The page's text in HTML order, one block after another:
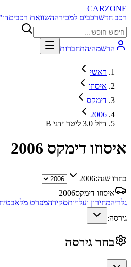
CARZONE
רכב חדשרכבים למכירההשוואת רכבים
הרשמה/התחברות
ראשי
איסוזו
דימקס
2006
B דיזל 3.0 ליטר ידני
איסוזו דימקס 2006
בחרו שנה:2006
איסוזו דימקס2006
גלריהמחירון ועלויותסקירהמפרט מלא
גירסה:
בחר גירסה